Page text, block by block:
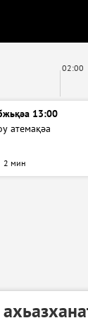
02:00
13:00
атемақәа
2 мин